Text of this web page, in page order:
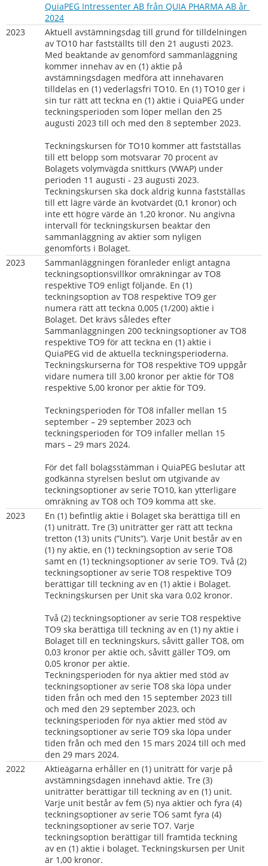
QuiaPEG Intressenter AB från QUIA PHARMA AB år
2024pdf, 135 kB.
2023
Aktuell avstämningsdag till grund för tilldelningen
av TO10 har fastställts till den 21 augusti 2023.
Med beaktande av genomförd sammanläggning
kommer innehav av en (1) aktie på
avstämningsdagen medföra att innehavaren
tilldelas en (1) vederlagsfri TO10. En (1) TO10 ger i
sin tur rätt att teckna en (1) aktie i QuiaPEG under
teckningsperioden som löper mellan den 25
augusti 2023 till och med den 8 september 2023.
Teckningskursen för TO10 kommer att fastställas
till ett belopp som motsvarar 70 procent av
Bolagets volymvägda snittkurs (VWAP) under
perioden 11 augusti - 23 augusti 2023.
Teckningskursen ska dock aldrig kunna fastställas
till ett lägre värde än kvotvärdet (0,1 kronor) och
inte ett högre värde än 1,20 kronor. Nu angivna
intervall för teckningskursen beaktar den
sammanläggning av aktier som nyligen
genomförts i Bolaget.
2023
Sammanläggningen föranleder enligt antagna
teckningsoptionsvillkor omräkningar av TO8
respektive TO9 enligt följande. En (1)
teckningsoption av TO8 respektive TO9 ger
numera rätt att teckna 0,005 (1/200) aktie i
Bolaget. Det krävs således efter
Sammanläggningen 200 teckningsoptioner av TO8
respektive TO9 för att teckna en (1) aktie i
QuiaPEG vid de aktuella teckningsperioderna.
Teckningskurserna för TO8 respektive TO9 uppgår
vidare numera till 3,00 kronor per aktie för TO8
respektive 5,00 kronor per aktie för TO9.
Teckningsperioden för TO8 infaller mellan 15
september – 29 september 2023 och
teckningsperioden för TO9 infaller mellan 15
mars – 29 mars 2024.
För det fall bolagsstämman i QuiaPEG beslutar att
godkänna styrelsen beslut om utgivande av
teckningsoptioner av serie TO10, kan ytterligare
omräkning av TO8 och TO9 komma att ske.
2023
En (1) befintlig aktie i Bolaget ska berättiga till en
(1) uniträtt. Tre (3) uniträtter ger rätt att teckna
tretton (13) units (”Units”). Varje Unit består av en
(1) ny aktie, en (1) teckningsoption av serie TO8
samt en (1) teckningsoptioner av serie TO9. Två (2)
teckningsoptioner av serie TO8 respektive TO9
berättigar till teckning av en (1) aktie i Bolaget.
Teckningskursen per Unit ska vara 0,02 kronor.
Två (2) teckningsoptioner av serie TO8 respektive
TO9 ska berättiga till teckning av en (1) ny aktie i
Bolaget till en teckningskurs, såvitt gäller TO8, om
0,03 kronor per aktie och, såvitt gäller TO9, om
0,05 kronor per aktie.
Teckningsperioden för nya aktier med stöd av
teckningsoptioner av serie TO8 ska löpa under
tiden från och med den 15 september 2023 till
och med den 29 september 2023, och
teckningsperioden för nya aktier med stöd av
teckningsoptioner av serie TO9 ska löpa under
tiden från och med den 15 mars 2024 till och med
den 29 mars 2024.
2022
Aktieägarna erhåller en (1) uniträtt för varje på
avstämningsdagen innehavd aktie. Tre (3)
uniträtter berättigar till teckning av en (1) unit.
Varje unit består av fem (5) nya aktier och fyra (4)
teckningsoptioner av serie TO6 samt fyra (4)
teckningsoptioner av serie TO7. Varje
teckningsoption berättigar till framtida teckning
av en (1) aktie i bolaget. Teckningskursen per Unit
är 1,00 kronor.